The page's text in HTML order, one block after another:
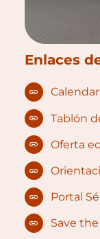
Enlaces
Tablón
Oferta
Portal
Save